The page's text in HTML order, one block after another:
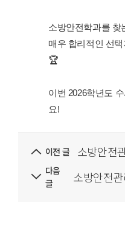
소방안전학과를 찾
매우 합리적인 선
🏆
이번 2026학년도
요!
이전 글
다음
글